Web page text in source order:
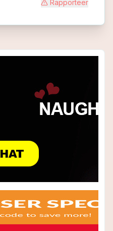
Rapporteer